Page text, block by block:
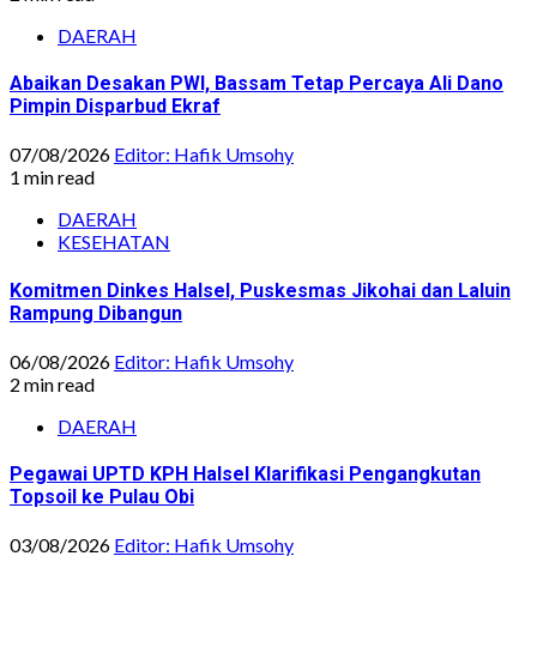
DAERAH
Abaikan Desakan PWI, Bassam Tetap Percaya Ali Dano
Pimpin Disparbud Ekraf
07/08/2026 Editor: Hafik Umsohy
1 min read
DAERAH
KESEHATAN
Komitmen Dinkes Halsel, Puskesmas Jikohai dan Laluin
Rampung Dibangun
06/08/2026 Editor: Hafik Umsohy
2 min read
DAERAH
Pegawai UPTD KPH Halsel Klarifikasi Pengangkutan
Topsoil ke Pulau Obi
03/08/2026 Editor: Hafik Umsohy